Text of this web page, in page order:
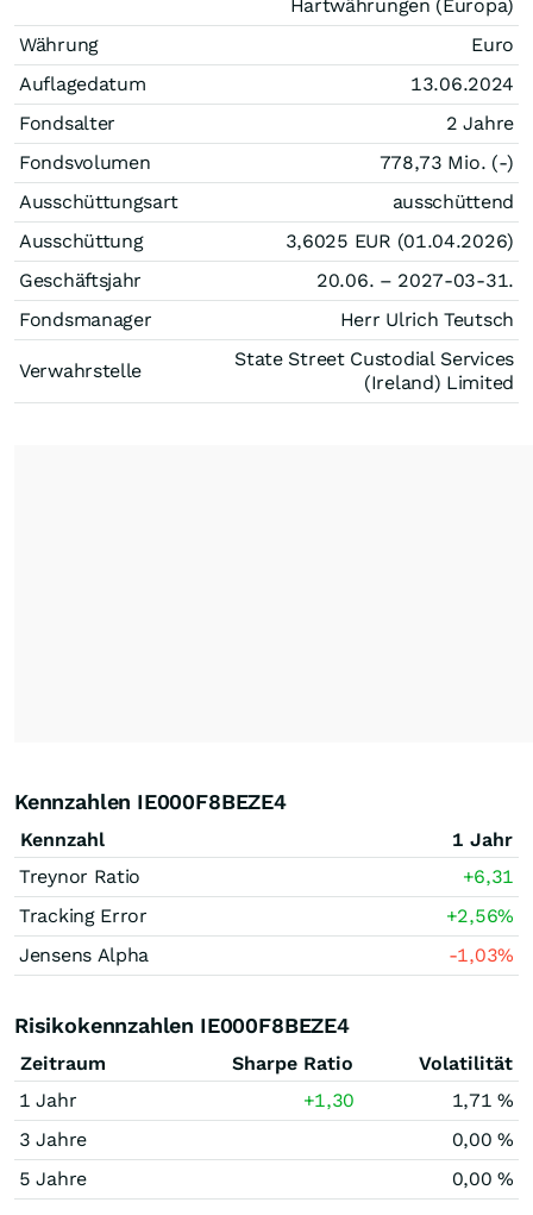
Hartwährungen (Europa)
Währung
Euro
Auflagedatum
13.06.2024
Fondsalter
2 Jahre
Fondsvolumen
778,73 Mio. (-)
Ausschüttungsart
ausschüttend
Ausschüttung
3,6025 EUR (01.04.2026)
Geschäftsjahr
20.06. – 2027-03-31.
Fondsmanager
Herr Ulrich Teutsch
Verwahrstelle
State Street Custodial Services
(Ireland) Limited
Kennzahlen IE000F8BEZE4
Kennzahl
1 Jahr
Treynor Ratio
+6,31
Tracking Error
+2,56%
Jensens Alpha
-1,03%
Risikokennzahlen IE000F8BEZE4
Zeitraum Sharpe Ratio
Volatilität
1 Jahr
+1,30
1,71 %
3 Jahre
0,00 %
5 Jahre
0,00 %